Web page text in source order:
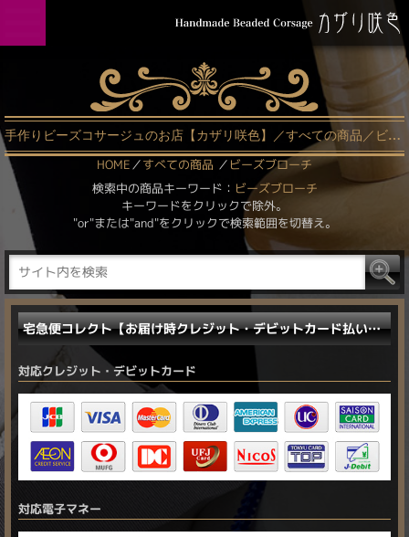
手作りビーズコサージュのお店【カザリ咲色】／すべての商品／ビーズブローチ
HOME ／すべての商品 ／ ビーズブローチ
検索中の商品キーワード： ビーズブローチ
キーワードをクリックで除外。
"or"または"and"をクリックで検索範囲を切替え。
宅急便コレクト【お届け時クレジット・デビットカード払い／電子マネー払い】に対応しました。
対応クレジット・デビットカード
対応電子マネー